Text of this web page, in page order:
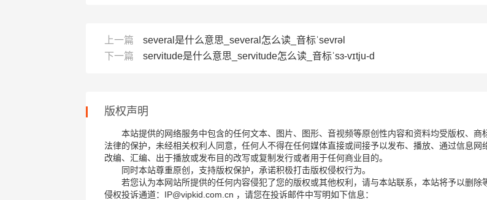
上一篇
several是什么意思_several怎么读_音标ˈsevrəl
下一篇
servitude是什么意思_servitude怎么读_音标ˈsɜ-vɪtju-d
版权声明
本站提供的网络服务中包含的任何文本、图片、图形、音视频等原创性内容和资料均受版权、商
法律的保护，未经相关权利人同意，任何人不得在任何媒体直接或间接予以发布、播放、通过信息网
改编、汇编、出于播放或发布目的改写或复制发行或者用于任何商业目的。
同时本站尊重原创，支持版权保护，承诺积极打击版权侵权行为。
若您认为本网站所提供的任何内容侵犯了您的版权或其他权利，请与本站联系，本站将予以删除
侵权投诉通道：IP@vipkid.com.cn ，请您在投诉邮件中写明如下信息：